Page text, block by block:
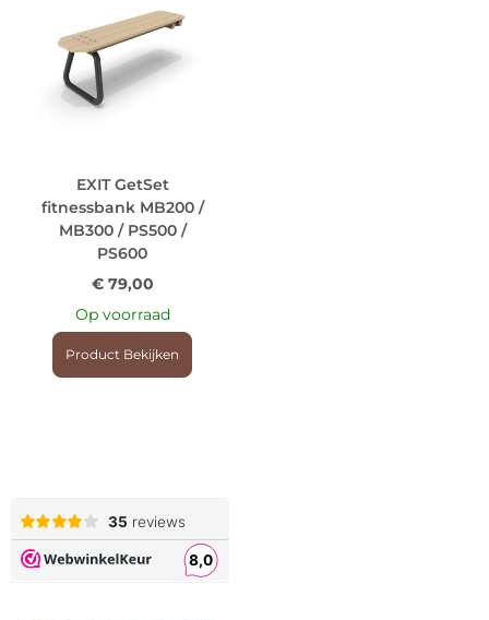
EXIT GetSet
fitnessbank MB200 /
MB300 / PS500 /
PS600
€79,00
Op voorraad
Product Bekijken